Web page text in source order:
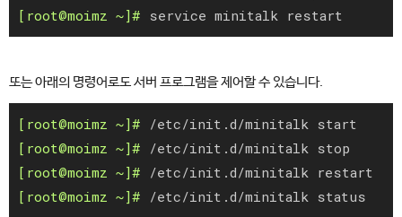
service minitalk restart
또는 아래의 명령어로도 서버 프로그램을 제어할 수 있습니다.
/etc/init.d/minitalk start
/etc/init.d/minitalk stop
/etc/init.d/minitalk restart
/etc/init.d/minitalk status